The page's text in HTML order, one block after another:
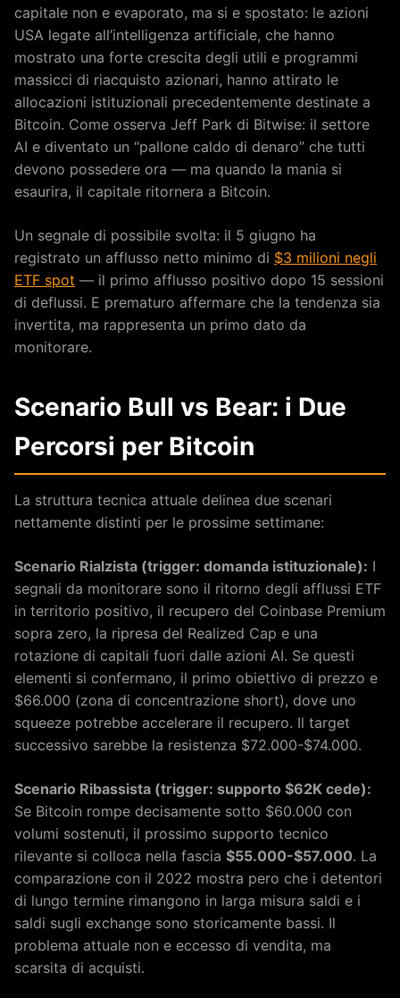
capitale non e evaporato, ma si e spostato: le azioni
USA legate all’intelligenza artificiale, che hanno
mostrato una forte crescita degli utili e programmi
massicci di riacquisto azionari, hanno attirato le
allocazioni istituzionali precedentemente destinate a
Bitcoin. Come osserva Jeff Park di Bitwise: il settore
AI e diventato un “pallone caldo di denaro” che tutti
devono possedere ora — ma quando la mania si
esaurira, il capitale ritornera a Bitcoin.
Un segnale di possibile svolta: il 5 giugno ha
registrato un afflusso netto minimo di $3 milioni negli
ETF spot — il primo afflusso positivo dopo 15 sessioni
di deflussi. E prematuro affermare che la tendenza sia
invertita, ma rappresenta un primo dato da
monitorare.
Scenario Bull vs Bear: i Due
Percorsi per Bitcoin
La struttura tecnica attuale delinea due scenari
nettamente distinti per le prossime settimane:
Scenario Rialzista (trigger: domanda istituzionale): I
segnali da monitorare sono il ritorno degli afflussi ETF
in territorio positivo, il recupero del Coinbase Premium
sopra zero, la ripresa del Realized Cap e una
rotazione di capitali fuori dalle azioni AI. Se questi
elementi si confermano, il primo obiettivo di prezzo e
$66.000 (zona di concentrazione short), dove uno
squeeze potrebbe accelerare il recupero. Il target
successivo sarebbe la resistenza $72.000-$74.000.
Scenario Ribassista (trigger: supporto $62K cede):
Se Bitcoin rompe decisamente sotto $60.000 con
volumi sostenuti, il prossimo supporto tecnico
rilevante si colloca nella fascia $55.000-$57.000. La
comparazione con il 2022 mostra pero che i detentori
di lungo termine rimangono in larga misura saldi e i
saldi sugli exchange sono storicamente bassi. Il
problema attuale non e eccesso di vendita, ma
scarsita di acquisti.